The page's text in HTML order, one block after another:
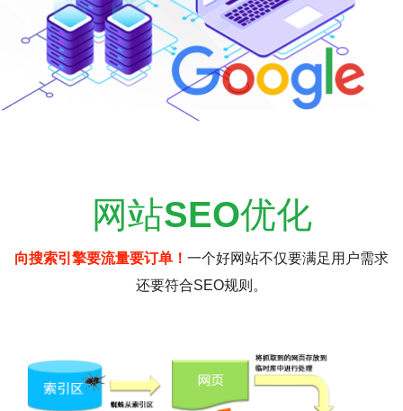
网站SEO优化
向搜索引擎要流量要订单！ 一个好网站不仅要满足用户需求
还要符合SEO规则。